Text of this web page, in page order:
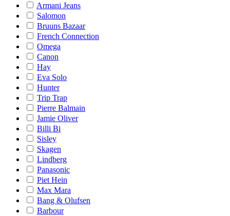
Armani Jeans
Salomon
Bruuns Bazaar
French Connection
Omega
Canon
Hay
Eva Solo
Hunter
Trip Trap
Pierre Balmain
Jamie Oliver
Billi Bi
Sisley
Skagen
Lindberg
Panasonic
Piet Hein
Max Mara
Bang & Olufsen
Barbour